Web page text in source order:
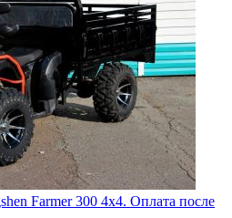
Farmer 300 4х4. Оплата после